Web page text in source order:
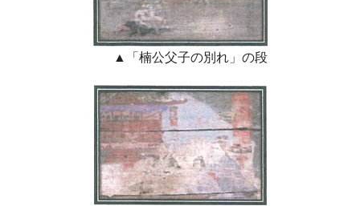
▲「楠公父子の別れ」の段